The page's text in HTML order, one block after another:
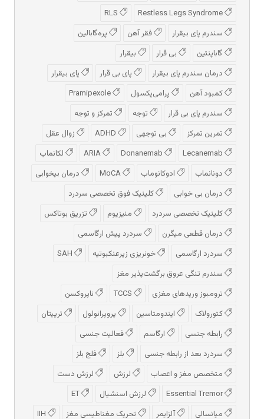
سندرم پای بیقرار
فقر آهن
پره‌گابالین
گاباپنتین
بی قرار
بیقرار
درمان سندرم پای بیقرار
پای بی قرار
پای بیقرار
کمبود آهن
پرامی‌پکسول
سندرم پای بی قرار
توجه
تمرکز و توجه
تمرین تمرکز
بی توجهی
زوال عقل
لکانماب
دونانماب
ادوكانوماب
درمان بیخوابی
درمان بی خوابی
کلینیک فوق تخصصی سردرد
کلینیک تخصصی سردرد
منیزیوم
تزریق بوتاکس
درمان قطعی میگرن
سردرد پیش‌ ارگاسمی
سردرد ارگاسمی
خونریزی زیرعنکبوتیه
سندرم تنگی عروق برگشت‌پذیر مغز
ترومبوز وریدهای مغزی
ناپروکسن
کتورولاک
ایندومتاسین پروپرانولول
تریپتان
رابطه جنسی
ارگاسم
فعالیت جنسی
سردرد بعد از رابطه جنسی
بلز
فلج بلز
متخصص مغز و اعصاب
لرزش
لرزش دست
لرزش اسنشیال
میانسالی
آلزایمر تحریک مغناطیسی مغز